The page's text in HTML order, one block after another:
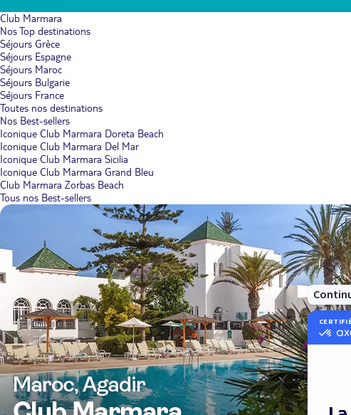
Club Marmara
Nos Top destinations
Séjours Grèce
Séjours Espagne
Séjours Maroc
Séjours Bulgarie
Séjours France
Toutes nos destinations
Nos Best-sellers
Iconique Club Marmara Doreta Beach
Iconique Club Marmara Del Mar
Iconique Club Marmara Sicilia
Iconique Club Marmara Grand Bleu
Club Marmara Zorbas Beach
Tous nos Best-sellers